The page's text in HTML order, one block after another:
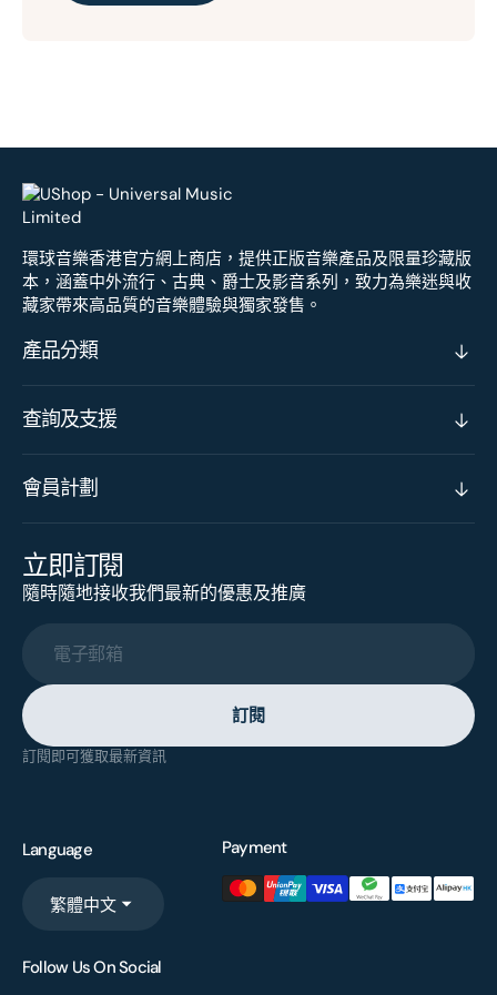
環球音樂香港官方網上商店，提供正版音樂產品及限量珍藏版
本，涵蓋中外流行、古典、爵士及影音系列，致力為樂迷與收
藏家帶來高品質的音樂體驗與獨家發售。
產品分類
查詢及支援
會員計劃
立即訂閱
隨時隨地接收我們最新的優惠及推廣
電子郵箱
訂閱
訂閱即可獲取最新資訊
Language
繁體中文
Payment
Follow Us On Social